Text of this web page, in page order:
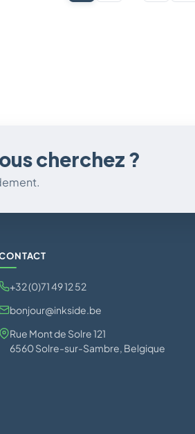
cherchez ?
+32 (0)71 49 12 52
bonjour@inkside.be
Rue Mont de Solre 121
6560 Solre-sur-Sambre, Belgique